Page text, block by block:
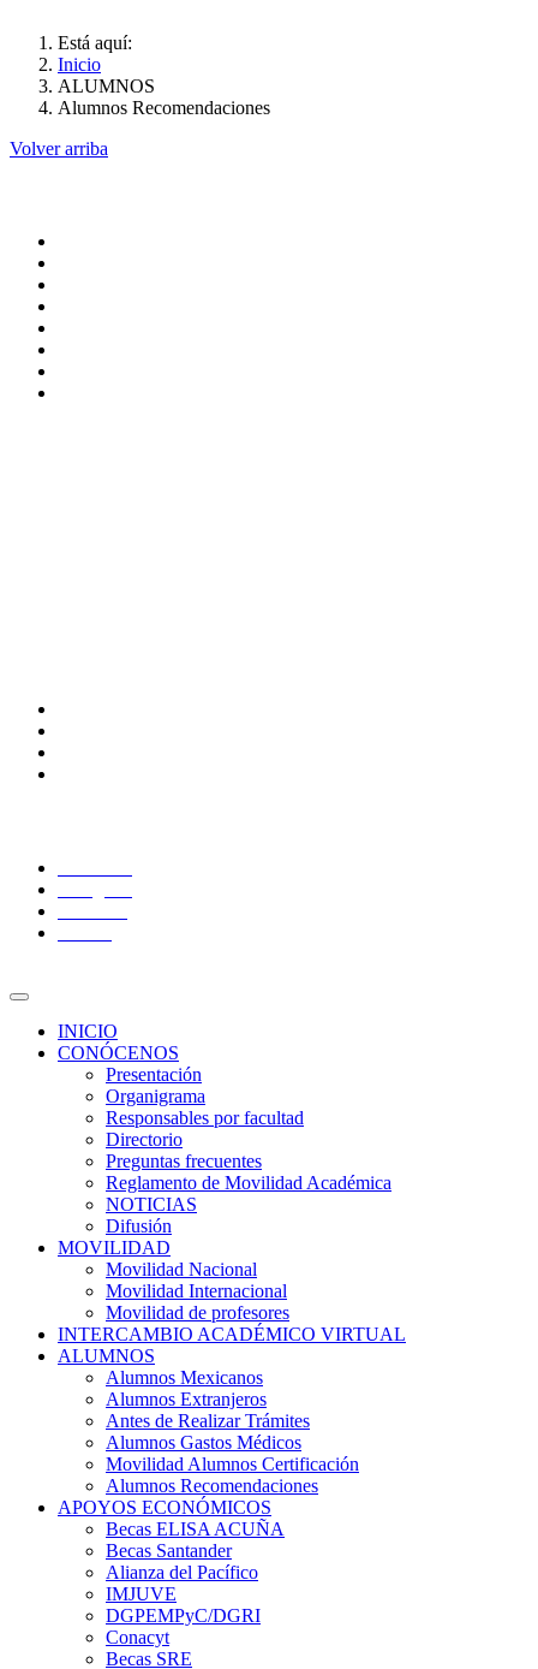
Está aquí:
Inicio
ALUMNOS
Alumnos Recomendaciones
Volver arriba
INICIO
CONÓCENOS
Presentación
Organigrama
Responsables por facultad
Directorio
Preguntas frecuentes
Reglamento de Movilidad Académica
NOTICIAS
Difusión
MOVILIDAD
Movilidad Nacional
Movilidad Internacional
Movilidad de profesores
INTERCAMBIO ACADÉMICO VIRTUAL
ALUMNOS
Alumnos Mexicanos
Alumnos Extranjeros
Antes de Realizar Trámites
Alumnos Gastos Médicos
Movilidad Alumnos Certificación
Alumnos Recomendaciones
APOYOS ECONÓMICOS
Becas ELISA ACUÑA
Becas Santander
Alianza del Pacífico
IMJUVE
DGPEMPyC/DGRI
Conacyt
Becas SRE